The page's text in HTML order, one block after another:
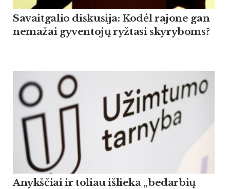
Savaitgalio diskusija: Kodėl rajone gan
nemažai gyventojų ryžtasi skyryboms?
Anykščiai ir toliau išlieka „bedarbių